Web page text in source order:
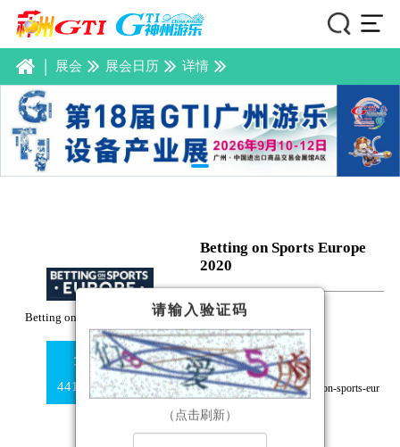
| 展会 展会日历 详情
Betting on Sports Europe 2020
免费咨询
441613671250
Betting on Sports Europe
2020
展会日期：
2020年10月20日~22日
441613671250
441613671250
www.sbcevents.com/betting-on-sports-eur
ope
info@sbcgaming.com
请输入验证码
（点击刷新）